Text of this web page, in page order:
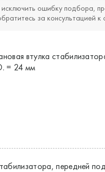
ошибку подбора,
за консультацией к
втулка
= 24 мм
передней